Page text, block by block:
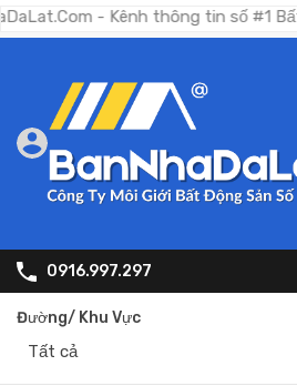
- Kênh thông tin số #1 Bất
0916.997.297
Đường/ Khu Vực
Tất cả